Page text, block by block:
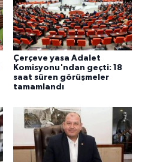
Çerçeve yasa Adalet
Komisyonu'ndan geçti: 18
saat süren görüşmeler
tamamlandı